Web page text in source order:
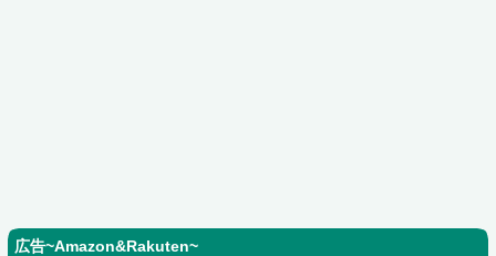
広告~Amazon&Rakuten~